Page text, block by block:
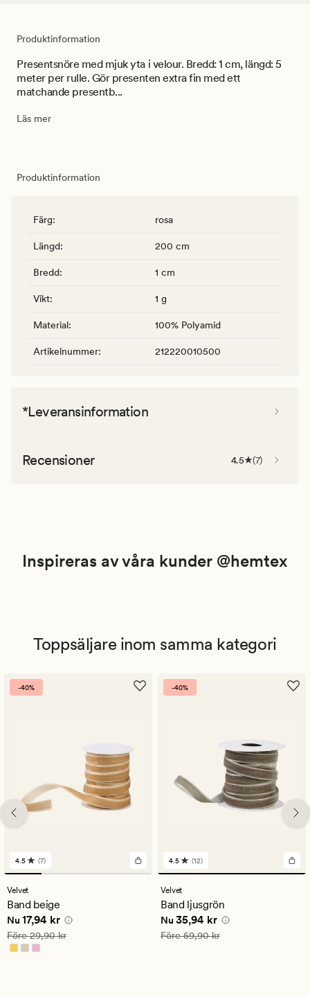
Produktinformation
Presentsnöre med mjuk yta i velour. Bredd: 1 cm, längd: 5
meter per rulle. Gör presenten extra fin med ett
matchande presentb...
Läs mer
Produktinformation
Färg: rosa
Längd: 200 cm
Bredd: 1 cm
Vikt: 1 g
Material: 100% Polyamid
Artikelnummer: 212220010500
*Leveransinformation
Recensioner 4.5 (7)
Inspireras av våra kunder @hemtex
Toppsäljare inom samma kategori
-40%
7
omdömen
med
ett
genomsnittligt
betyg
på
4.5
4.5 (7)
Velvet
Band beige
Nuvarande pris
Nu 17,94 kr
Ordinarie pris
Före29,90 kr
-40%
12
omdömen
med
ett
genomsnittligt
betyg
på
4.5
4.5 (12)
Velvet
Band ljusgrön
Nuvarande pris
Nu 35,94 kr
Ordinarie pris
Före59,90 kr